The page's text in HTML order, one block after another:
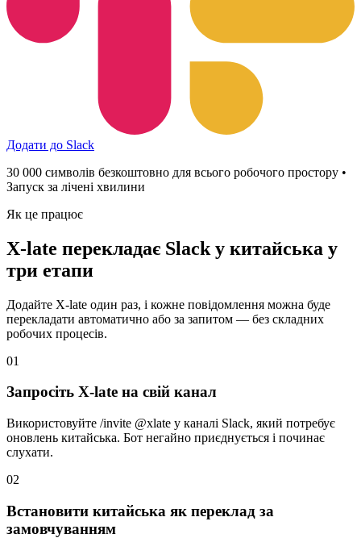
Додати до Slack
30 000 символів безкоштовно для всього робочого простору •
Запуск за лічені хвилини
Як це працює
X-late перекладає Slack у китайська у
три етапи
Додайте X-late один раз, і кожне повідомлення можна буде
перекладати автоматично або за запитом — без складних
робочих процесів.
01
Запросіть X-late на свій канал
Використовуйте /invite @xlate у каналі Slack, який потребує
оновлень китайська. Бот негайно приєднується і починає
слухати.
02
Встановити китайська як переклад за
замовчуванням